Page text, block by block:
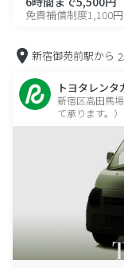
免責補償制度1,100円
新宿御苑前駅から
トヨタレン
新宿区高田馬
て承ります。）